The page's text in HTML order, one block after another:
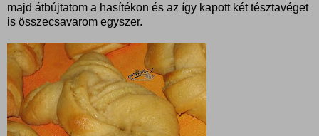
majd átbújtatom a hasítékon és az így kapott két tésztavéget
is összecsavarom egyszer.